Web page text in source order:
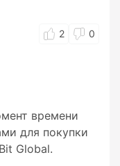
2 0
времени
для покупки
Global.